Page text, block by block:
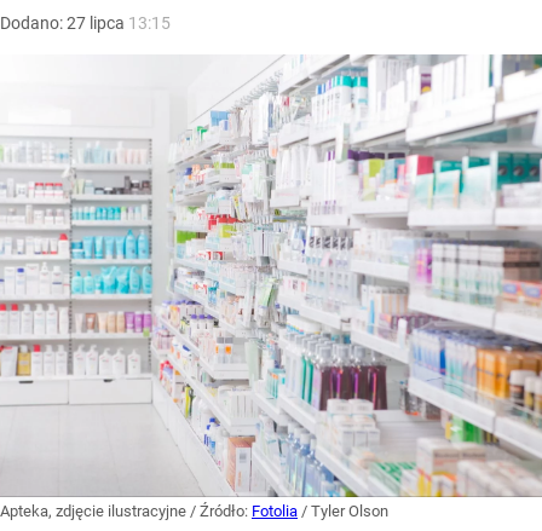
Dodano:27 lipca 13:15
Apteka, zdjęcie ilustracyjne / Źródło: Fotolia / Tyler Olson